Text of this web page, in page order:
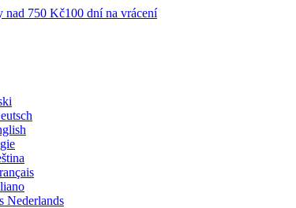
nad 750 Kč100 dní na vrácení
Nederlands